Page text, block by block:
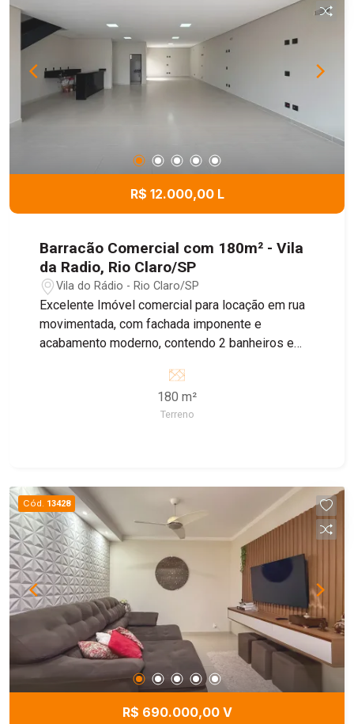
R$ 12.000,00 L
Barracão Comercial com 180m² - Vila
da Radio, Rio Claro/SP
Vila do Rádio - Rio Claro/SP
Excelente Imóvel comercial para locação em rua
movimentada, com fachada imponente e
acabamento moderno, contendo 2 banheiros e
superior, recuo para 4 carros.
180 m²
Terreno
Cód. 13428
R$ 690.000,00 V